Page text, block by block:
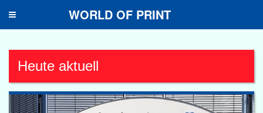
Toggle
WORLD OF PRINT
Heute aktuell